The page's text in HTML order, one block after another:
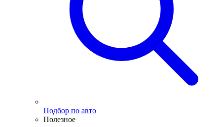
Подбор по авто
Полезное